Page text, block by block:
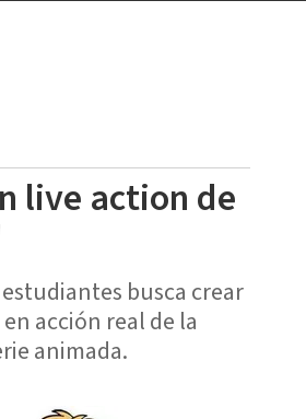
live action de
busca crear
acción real de la
animada.